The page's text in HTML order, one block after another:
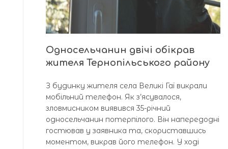
Односельчанин двічі обікрав
жителя Тернопільського району
З будинку жителя села Великі Гаї викрали
мобільний телефон. Як з’ясувалося,
зловмисником виявився 35-річний
односельчанин потерпілого. Він напередодні
гостював у заявника та, скориставшись
моментом, викрав його телефон. У ході